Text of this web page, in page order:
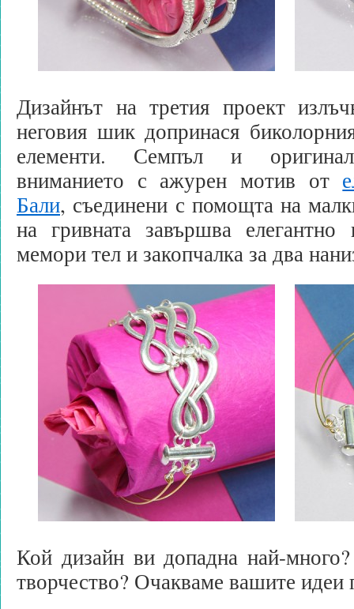
Дизайнът на третия проект
неговия шик допринася
елементи. Семпъл и
вниманието с ажурен мотив от
Бали, съединени с помощта на
на гривната завършва
мемори тел и закопчалка за два
Кой дизайн ви допадна най-
творчество? Очакваме вашите идеи